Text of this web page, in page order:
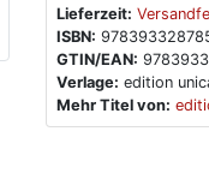
Lieferzeit:
ISBN:
GTIN/EAN:
Verlage: edition
Mehr Titel von: